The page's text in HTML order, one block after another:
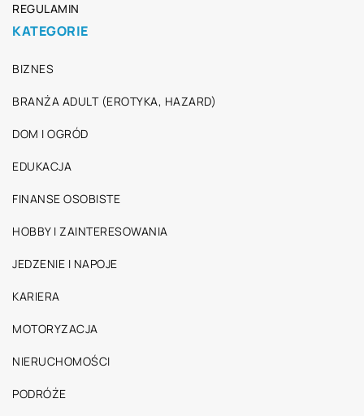
REGULAMIN
KATEGORIE
BIZNES
BRANŻA ADULT (EROTYKA, HAZARD)
DOM I OGRÓD
EDUKACJA
FINANSE OSOBISTE
HOBBY I ZAINTERESOWANIA
JEDZENIE I NAPOJE
KARIERA
MOTORYZACJA
NIERUCHOMOŚCI
PODRÓŻE